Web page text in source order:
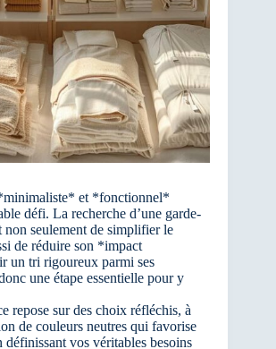
et *fonctionnel*
défi. La recherche d’une garde-
non seulement de simplifier le
de réduire son *impact
un tri rigoureux parmi ses
une étape essentielle pour y
repose sur des choix réfléchis, à
de couleurs neutres qui favorise
définissant vos véritables besoins